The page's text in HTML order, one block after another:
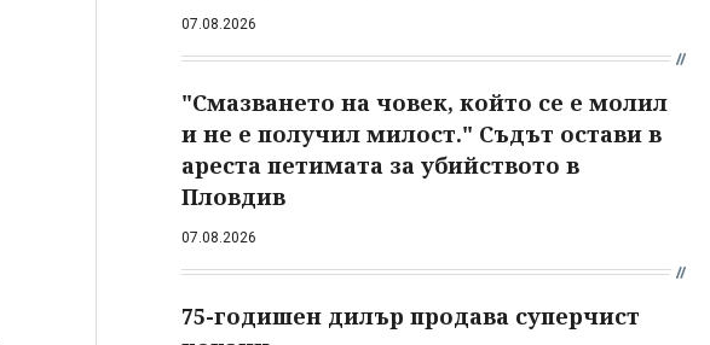
07.08.2026
"Смазването на човек, който се е молил
и не е получил милост." Съдът остави в
ареста петимата за убийството в
Пловдив
07.08.2026
75-годишен дилър продава суперчист